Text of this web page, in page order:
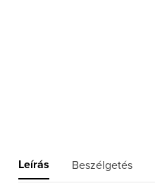
Leírás Beszélgetés